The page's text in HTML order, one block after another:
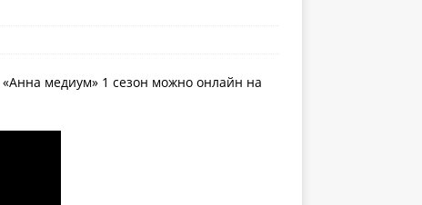
медиум» 1 сезон можно онлайн на